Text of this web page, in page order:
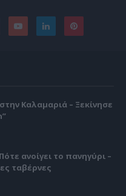
Καλαμαριά – Ξεκίνησε
ανοίγει το πανηγύρι –
ταβέρνες